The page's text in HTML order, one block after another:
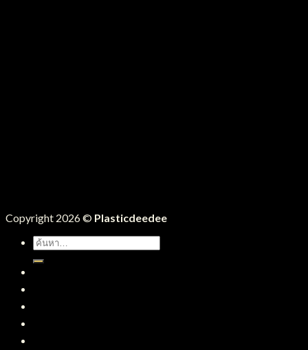
Copyright 2026 © Plasticdeedee
ค้นหา: